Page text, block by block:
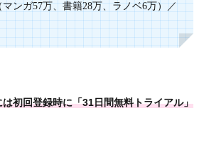
ンガ57万、書籍28万、ラノベ6万）／
初回登録時に「31日間無料トライアル」